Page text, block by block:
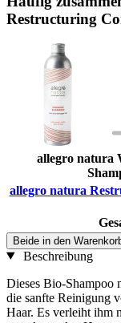
Restructuring
allegro natura
allegro natura
Beide in den
Beschreibung
Dieses Bio-Shampoo
die sanfte Reinigung
Haar. Es verleiht ihm